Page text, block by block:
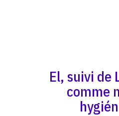
El, suivi de
comme